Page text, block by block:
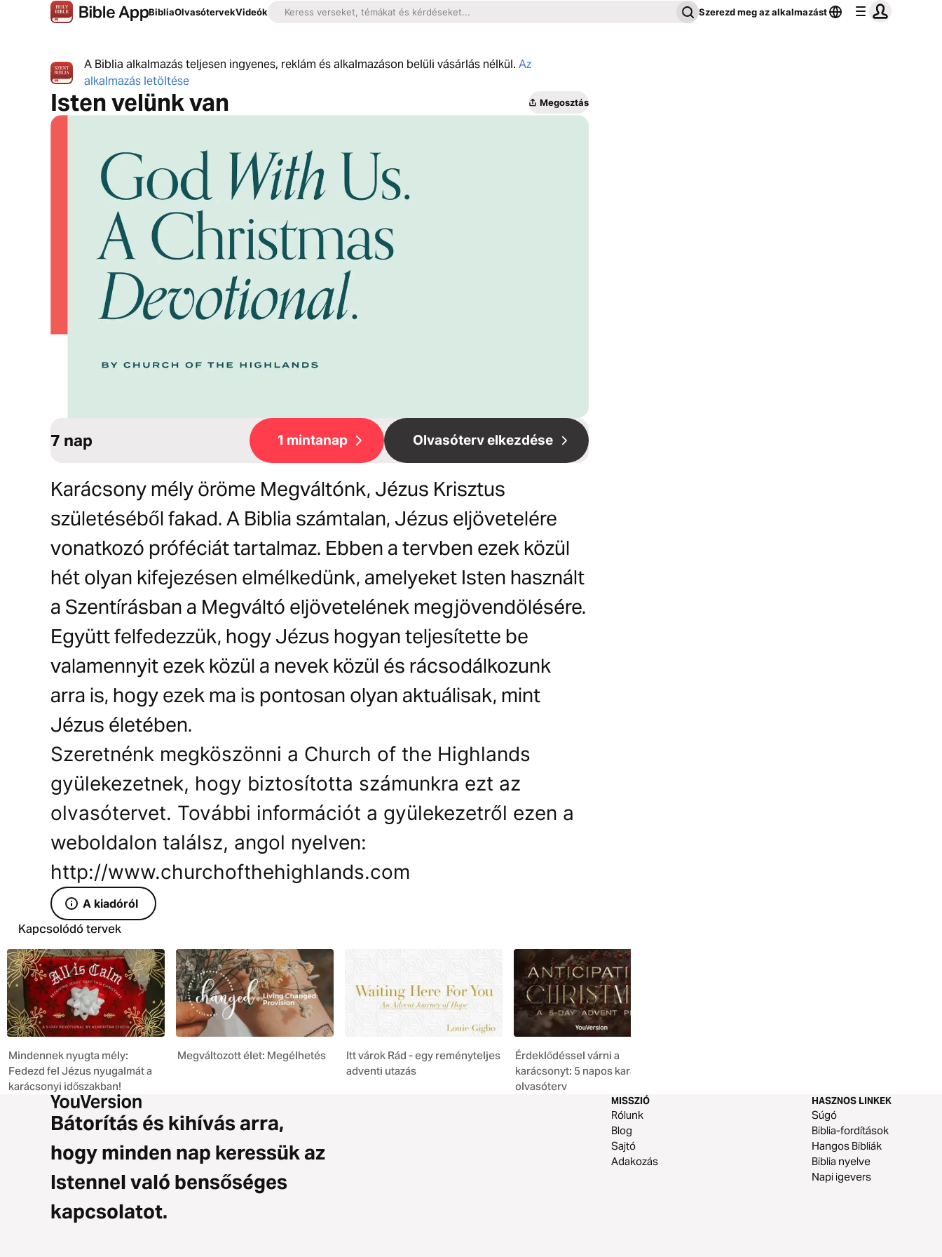
BibliaOlvasótervekVideók Szerezd meg az alkalmazást
A Biblia alkalmazás teljesen ingyenes, reklám és alkalmazáson belüli vásárlás nélkül. Az
alkalmazás letöltése
Isten velünk van Megosztás
7 nap 1 mintanap Olvasóterv elkezdése
Karácsony mély öröme Megváltónk, Jézus Krisztus
születéséből fakad. A Biblia számtalan, Jézus eljövetelére
vonatkozó próféciát tartalmaz. Ebben a tervben ezek közül
hét olyan kifejezésen elmélkedünk, amelyeket Isten használt
a Szentírásban a Megváltó eljövetelének megjövendölésére.
Együtt felfedezzük, hogy Jézus hogyan teljesítette be
valamennyit ezek közül a nevek közül és rácsodálkozunk
arra is, hogy ezek ma is pontosan olyan aktuálisak, mint
Jézus életében.
Szeretnénk megköszönni a Church of the Highlands
gyülekezetnek, hogy biztosította számunkra ezt az
olvasótervet. További információt a gyülekezetről ezen a
weboldalon találsz, angol nyelven:
http://www.churchofthehighlands.com
A kiadóról
Kapcsolódó tervek
Mindennek nyugta mély:
Fedezd fel Jézus nyugalmát a
karácsonyi időszakban!
Megváltozott élet: Megélhetés
Itt várok Rád - egy reményteljes
adventi utazás
Érdeklődéssel várni a
karácsonyt: 5 napos karácsonyi
olvasóterv
Bátorítás és kihívás arra,
hogy minden nap keressük az
Istennel való bensőséges
kapcsolatot.
MISSZIÓ
Rólunk
Blog
Sajtó
Adakozás
HASZNOS LINKEK
Súgó
Biblia-fordítások
Hangos Bibliák
Biblia nyelve
Napi igevers